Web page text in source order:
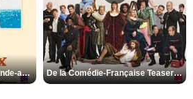
Les Matins merveilleux Bande-annonce VF De la Comédie-Française Teaser VF